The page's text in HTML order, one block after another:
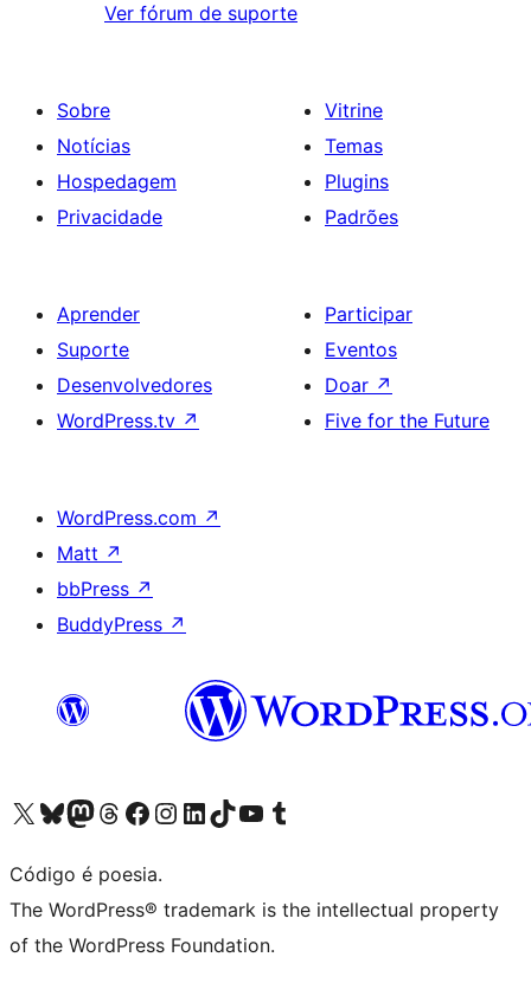
Ver fórum de suporte
Sobre
Notícias
Hospedagem
Privacidade
Vitrine
Temas
Plugins
Padrões
Aprender
Suporte
Desenvolvedores
WordPress.tv ↗
Participar
Eventos
Doar ↗
Five for the Future
WordPress.com ↗
Matt ↗
bbPress ↗
BuddyPress ↗
Acessar nossa conta do X (antigo Twitter)
Acessar nossa conta do Bluesky
Acessar nossa conta do Mastodon
Acessar nossa conta do Threads
Acessar nossa página do Facebook
Acessar nossa conta do Instagram
Acessar nossa conta do LinkedIn
Acessar nossa conta do TikTok
Acessar nosso canal do YouTube
Acessar nossa conta no Tumblr
Código é poesia.
The WordPress® trademark is the intellectual property
of the WordPress Foundation.